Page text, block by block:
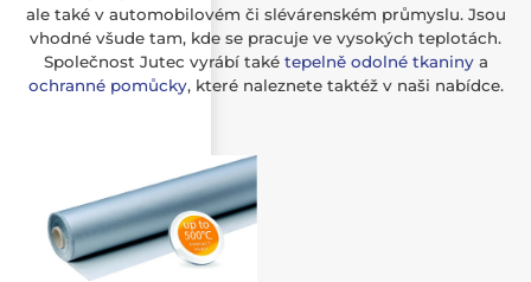
ale také v automobilovém či slévárenském průmyslu. Jsou
vhodné všude tam, kde se pracuje ve vysokých teplotách.
Společnost Jutec vyrábí také tepelně odolné tkaninya
ochranné pomůcky, které naleznete taktéž v naši nabídce.